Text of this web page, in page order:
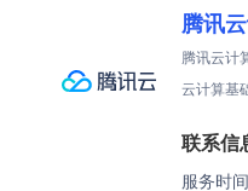
腾讯
腾讯云计
云计算基
联系信
服务时间